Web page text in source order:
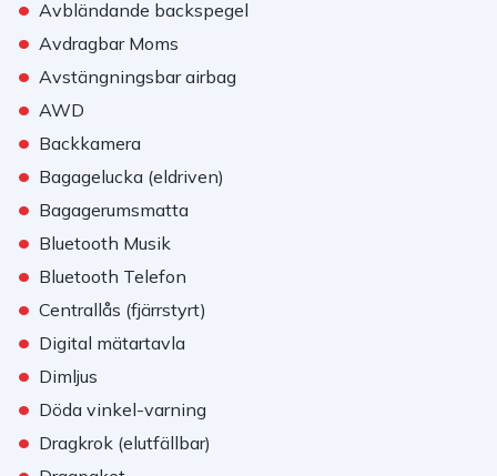
• Avbländande backspegel
• Avdragbar Moms
• Avstängningsbar airbag
• AWD
• Backkamera
• Bagagelucka (eldriven)
• Bagagerumsmatta
• Bluetooth Musik
• Bluetooth Telefon
• Centrallås (fjärrstyrt)
• Digital mätartavla
• Dimljus
• Döda vinkel-varning
• Dragkrok (elutfällbar)